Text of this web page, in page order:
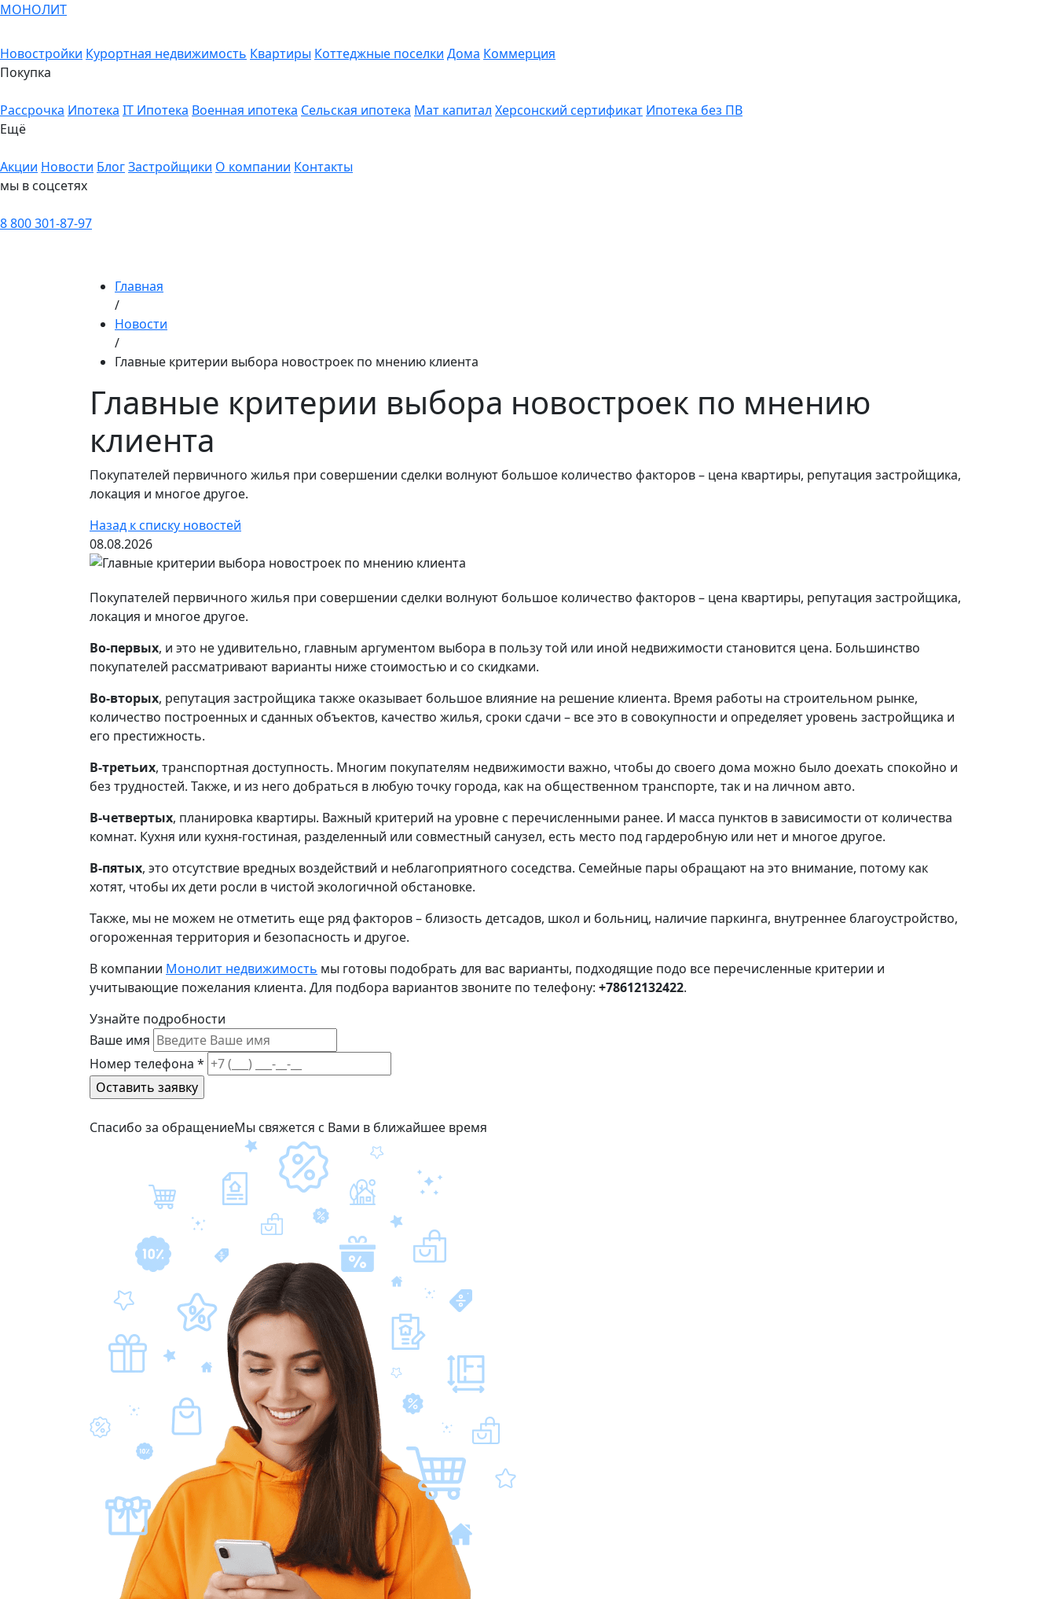
МОНОЛИТ
Новостройки Курортная недвижимость Квартиры Коттеджные поселки Дома Коммерция
Покупка
Рассрочка Ипотека IT Ипотека Военная ипотека Сельская ипотека Мат капитал Херсонский сертификат Ипотека без ПВ
Ещё
Акции Новости БлогЗастройщики О компании Контакты
мы в соцсетях
8 800 301-87-97
Главная
/
Новости
/
Главные критерии выбора новостроек по мнению клиента
Главные критерии выбора новостроек по мнению
клиента
Покупателей первичного жилья при совершении сделки волнуют большое количество факторов – цена квартиры, репутация застройщика,
локация и многое другое.
Назад к списку новостей
08.08.2026
Покупателей первичного жилья при совершении сделки волнуют большое количество факторов – цена квартиры, репутация застройщика,
локация и многое другое.
Во-первых, и это не удивительно, главным аргументом выбора в пользу той или иной недвижимости становится цена. Большинство
покупателей рассматривают варианты ниже стоимостью и со скидками.
Во-вторых, репутация застройщика также оказывает большое влияние на решение клиента. Время работы на строительном рынке,
количество построенных и сданных объектов, качество жилья, сроки сдачи – все это в совокупности и определяет уровень застройщика и
его престижность.
В-третьих, транспортная доступность. Многим покупателям недвижимости важно, чтобы до своего дома можно было доехать спокойно и
без трудностей. Также, и из него добраться в любую точку города, как на общественном транспорте, так и на личном авто.
В-четвертых, планировка квартиры. Важный критерий на уровне с перечисленными ранее. И масса пунктов в зависимости от количества
комнат. Кухня или кухня-гостиная, разделенный или совместный санузел, есть место под гардеробную или нет и многое другое.
В-пятых, это отсутствие вредных воздействий и неблагоприятного соседства. Семейные пары обращают на это внимание, потому как
хотят, чтобы их дети росли в чистой экологичной обстановке.
Также, мы не можем не отметить еще ряд факторов – близость детсадов, школ и больниц, наличие паркинга, внутреннее благоустройство,
огороженная территория и безопасность и другое.
В компании Монолит недвижимость мы готовы подобрать для вас варианты, подходящие подо все перечисленные критерии и
учитывающие пожелания клиента. Для подбора вариантов звоните по телефону: +78612132422.
Узнайте подробности
Ваше имя
Номер телефона *
Спасибо за обращениеМы свяжется с Вами в ближайшее время